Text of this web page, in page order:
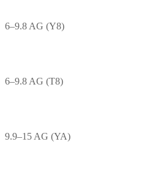
6–9.8 AG (Y8)
6–9.8 AG (T8)
9.9–15 AG (YA)